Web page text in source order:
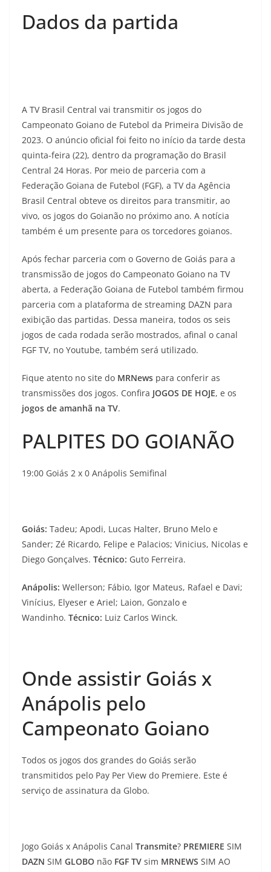
Dados da partida
A TV Brasil Central vai transmitir os jogos do
Campeonato Goiano de Futebol da Primeira Divisão de
2023. O anúncio oficial foi feito no início da tarde desta
quinta-feira (22), dentro da programação do Brasil
Central 24 Horas. Por meio de parceria com a
Federação Goiana de Futebol (FGF), a TV da Agência
Brasil Central obteve os direitos para transmitir, ao
vivo, os jogos do Goianão no próximo ano. A notícia
também é um presente para os torcedores goianos.
Após fechar parceria com o Governo de Goiás para a
transmissão de jogos do Campeonato Goiano na TV
aberta, a Federação Goiana de Futebol também firmou
parceria com a plataforma de streaming DAZN para
exibição das partidas. Dessa maneira, todos os seis
jogos de cada rodada serão mostrados, afinal o canal
FGF TV, no Youtube, também será utilizado.
Fique atento no site do MRNews para conferir as
transmissões dos jogos. Confira JOGOS DE HOJE, e os
jogos de amanhã na TV.
PALPITES DO GOIANÃO
19:00 Goiás 2 x 0 Anápolis Semifinal
Goiás: Tadeu; Apodi, Lucas Halter, Bruno Melo e
Sander; Zé Ricardo, Felipe e Palacios; Vinicius, Nicolas e
Diego Gonçalves. Técnico: Guto Ferreira.
Anápolis: Wellerson; Fábio, Igor Mateus, Rafael e Davi;
Vinícius, Elyeser e Ariel; Laion, Gonzalo e
Wandinho. Técnico: Luiz Carlos Winck.
Onde assistir Goiás x
Anápolis pelo
Campeonato Goiano
Todos os jogos dos grandes do Goiás serão
transmitidos pelo Pay Per View do Premiere. Este é
serviço de assinatura da Globo.
Jogo Goiás x Anápolis Canal Transmite? PREMIERE SIM
DAZN SIM GLOBO não FGF TV sim MRNEWS SIM AO